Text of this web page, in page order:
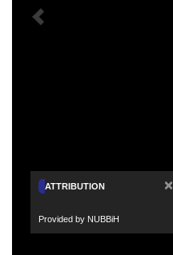
ATTRIBUTION ×
Provided by NUBBiH